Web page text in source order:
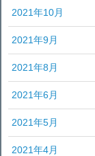
2021年10月
2021年9月
2021年8月
2021年6月
2021年5月
2021年4月